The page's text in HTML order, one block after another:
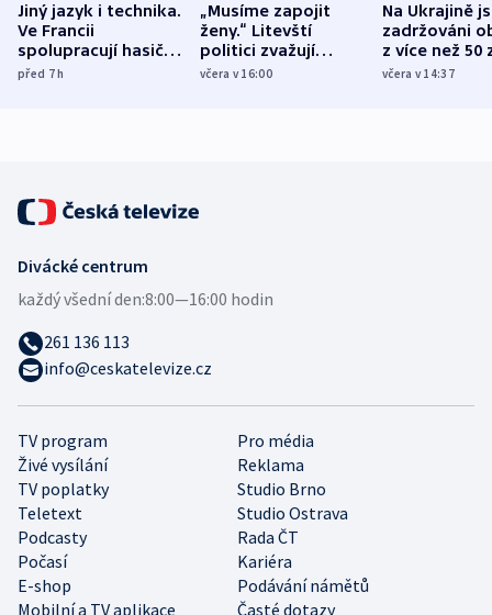
Jiný jazyk i technika.
Ve Francii
spolupracují hasiči z
různých zemí
před 7h
„Musíme zapojit
ženy.“ Litevští
politici zvažují
dohodu o
včera v 16:00
Na Ukrajině
zadržováni
z více než 50
Bojovali na
včera v 14:37
TV program
Pro média
Živé vysílání
Reklama
TV poplatky
Studio Brno
Teletext
Studio Ostrava
Podcasty
Rada ČT
Počasí
Kariéra
E-shop
Podávání námětů
Mobilní a TV aplikace
Časté dotazy
Divácké centrum
každý všední den:8:00—16:00 hodin
261 136 113
info@ceskatelevize.cz